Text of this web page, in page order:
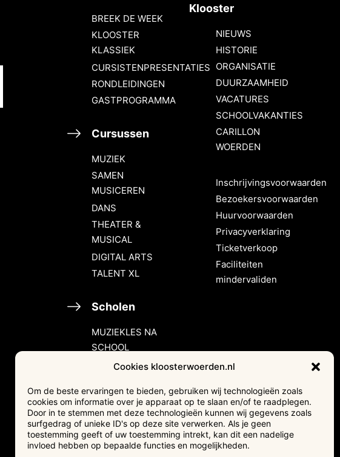
Cookies kloosterwoerden.nl
Om de beste ervaringen te bieden, gebruiken wij technologieën zoals
cookies om informatie over je apparaat op te slaan en/of te raadplegen.
Door in te stemmen met deze technologieën kunnen wij gegevens zoals
surfgedrag of unieke ID's op deze site verwerken. Als je geen
toestemming geeft of uw toestemming intrekt, kan dit een nadelige
invloed hebben op bepaalde functies en mogelijkheden.
BREEK DE WEEK
KLOOSTER
KLASSIEK
CURSISTENPRESENTATIES
RONDLEIDINGEN
GASTPROGRAMMA
Cursussen
MUZIEK
SAMEN
MUSICEREN
DANS
THEATER &
MUSICAL
DIGITAL ARTS
TALENT XL
Scholen
MUZIEKLES NA
SCHOOL
HALLO MUZIEK!
Verhuur &
events
Adverteren
Klooster
NIEUWS
HISTORIE
ORGANISATIE
DUURZAAMHEID
VACATURES
SCHOOLVAKANTIES
CARILLON
WOERDEN
Inschrijvingsvoorwaarden
Bezoekersvoorwaarden
Huurvoorwaarden
Privacyverklaring
Ticketverkoop
Faciliteiten
mindervaliden